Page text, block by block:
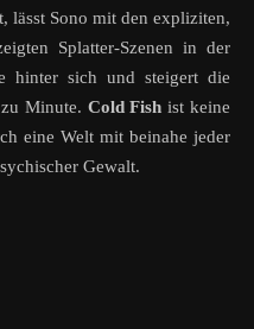
lässt Sono mit den expliziten,
Splatter-Szenen in der
hinter sich und steigert die
Minute. Cold Fish ist keine
eine Welt mit beinahe jeder
Gewalt.